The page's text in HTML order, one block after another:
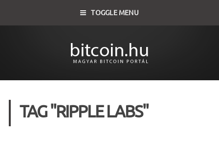
TOGGLE MENU
TAG "RIPPLE LABS"